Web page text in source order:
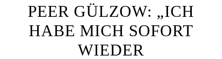
PEER GÜLZOW: „ICH
HABE MICH SOFORT
WIEDER